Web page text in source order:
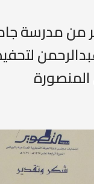
مدرسة